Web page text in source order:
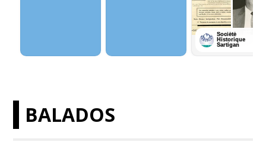
BALADOS